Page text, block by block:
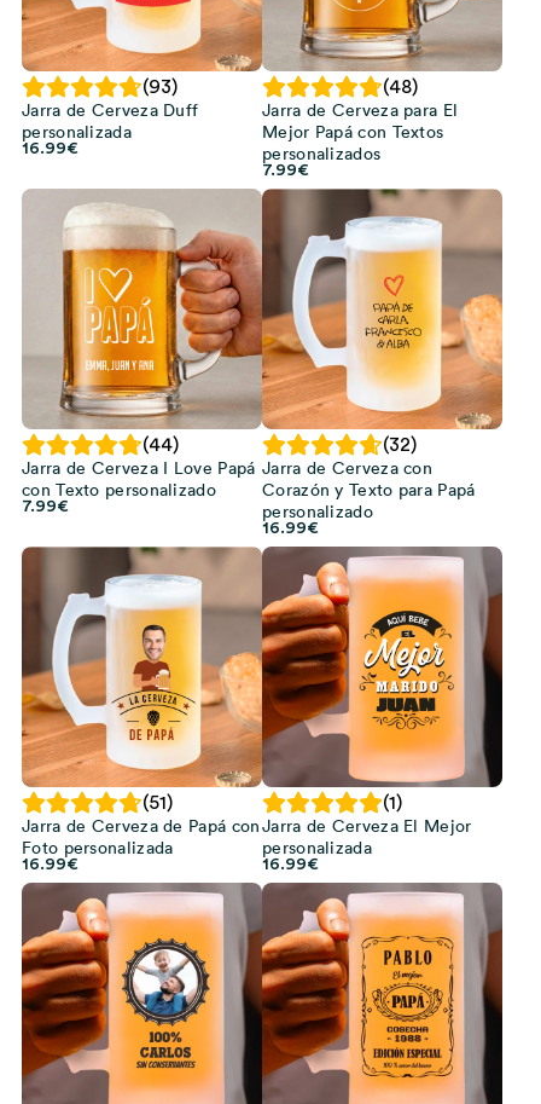
(93)
Jarra de Cerveza Duff
personalizada
16.99€
(48)
Jarra de Cerveza para El
Mejor Papá con Textos
personalizados
7.99€
(44)
Jarra de Cerveza I Love Papá
con Texto personalizado
7.99€
(32)
Jarra de Cerveza con
Corazón y Texto para Papá
personalizado
16.99€
(51)
Jarra de Cerveza de Papá con
Foto personalizada
16.99€
(1)
Jarra de Cerveza El Mejor
personalizada
16.99€